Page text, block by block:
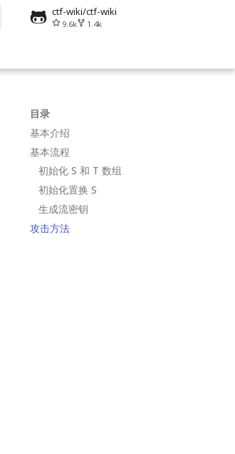
ctf-wiki/ctf-wiki
9.6k 1.4k
目录
基本介绍
基本流程
初始化 S 和 T 数组
初始化置换 S
生成流密钥
攻击方法